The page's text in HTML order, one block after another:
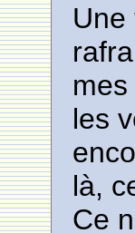
Une
les
là,
Ce